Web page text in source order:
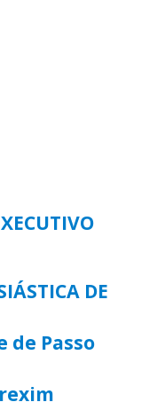
DE
de Passo